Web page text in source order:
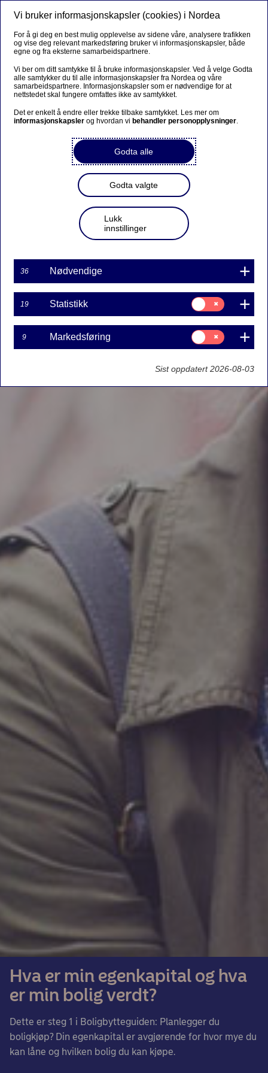
Hva er min egenkapital og hva
er min bolig verdt?
Dette er steg 1 i Boligbytteguiden: Planlegger du
boligkjøp? Din egenkapital er avgjørende for hvor mye du
kan låne og hvilken bolig du kan kjøpe.
Vi bruker informasjonskapsler (cookies) i Nordea
For å gi deg en best mulig opplevelse av sidene våre, analysere trafikken
og vise deg relevant markedsføring bruker vi informasjonskapsler, både
egne og fra eksterne samarbeidspartnere.
Vi ber om ditt samtykke til å bruke informasjonskapsler. Ved å velge Godta
alle samtykker du til alle informasjonskapsler fra Nordea og våre
samarbeidspartnere. Informasjonskapsler som er nødvendige for at
nettstedet skal fungere omfattes ikke av samtykket.
Det er enkelt å endre eller trekke tilbake samtykket. Les mer om
informasjonskapsler og hvordan vi behandler personopplysninger.
Godta alle
Godta valgte
Lukk
innstillinger
36 Nødvendige
19 Statistikk
Samtykke
til:
Statistikk
9 Markedsføring
Samtykke
til:
Markedsføring
Sist oppdatert 2026-08-03